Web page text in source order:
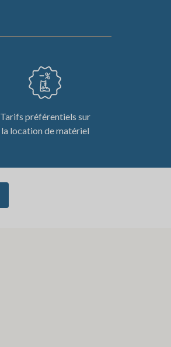
Tarifs préférentiels sur
la location de matériel